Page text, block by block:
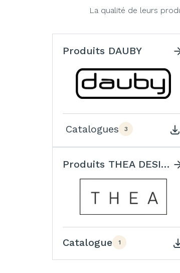
La qualité de leurs
Produits DAUBY
Catalogues 3
Produits THEA DESIGN
Catalogue 1